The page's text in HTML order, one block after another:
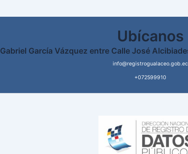
Ubícanos
Gabriel García Vázquez entre Calle José
info@registrogualaceo.gob.ec
+072599910